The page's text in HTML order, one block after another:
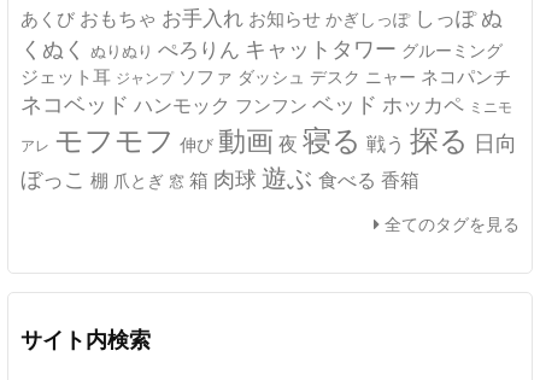
あくび おもちゃ お手入れ お知らせ かぎしっぽ しっぽ ぬ
くぬく ぬりぬり ぺろりん キャットタワー グルーミング
ジェット耳 ジャンプ ソファ ダッシュ デスク ニャー ネコパンチ
ネコベッド ハンモック フンフン ベッド ホッカペ ミニモ
アレ モフモフ 伸び 動画 夜 寝る 戦う 探る 日向
ぼっこ 棚 爪とぎ 窓 箱 肉球 遊ぶ 食べる 香箱
全てのタグを見る
サイト内検索